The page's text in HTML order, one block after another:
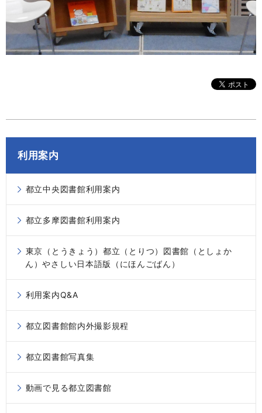
利用案内
都立中央図書館利用案内
都立多摩図書館利用案内
東京（とうきょう）都立（とりつ）図書館（としょか
ん）やさしい日本語版（にほんごばん）
利用案内Q&A
都立図書館館内外撮影規程
都立図書館写真集
動画で見る都立図書館